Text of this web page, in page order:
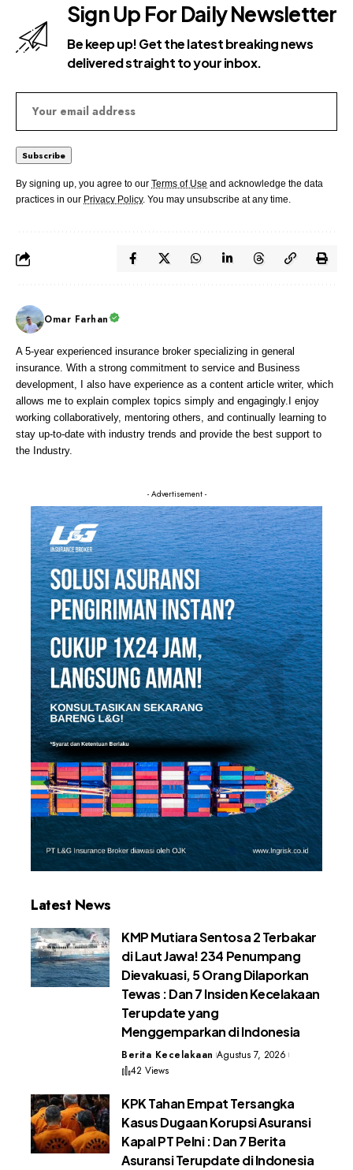
Sign Up For Daily Newsletter
Be keep up! Get the latest breaking news
delivered straight to your inbox.
By signing up, you agree to our Terms of Use and acknowledge the data
practices in our Privacy Policy. You may unsubscribe at any time.
Omar Farhan
A 5-year experienced insurance broker specializing in general
insurance. With a strong commitment to service and Business
development, I also have experience as a content article writer, which
allows me to explain complex topics simply and engagingly.I enjoy
working collaboratively, mentoring others, and continually learning to
stay up-to-date with industry trends and provide the best support to
the Industry.
- Advertisement -
Latest News
KMP Mutiara Sentosa 2 Terbakar
di Laut Jawa! 234 Penumpang
Dievakuasi, 5 Orang Dilaporkan
Tewas : Dan 7 Insiden Kecelakaan
Terupdate yang
Menggemparkan di Indonesia
Berita Kecelakaan Agustus 7, 2026
42 Views
KPK Tahan Empat Tersangka
Kasus Dugaan Korupsi Asuransi
Kapal PT Pelni : Dan 7 Berita
Asuransi Terupdate di Indonesia